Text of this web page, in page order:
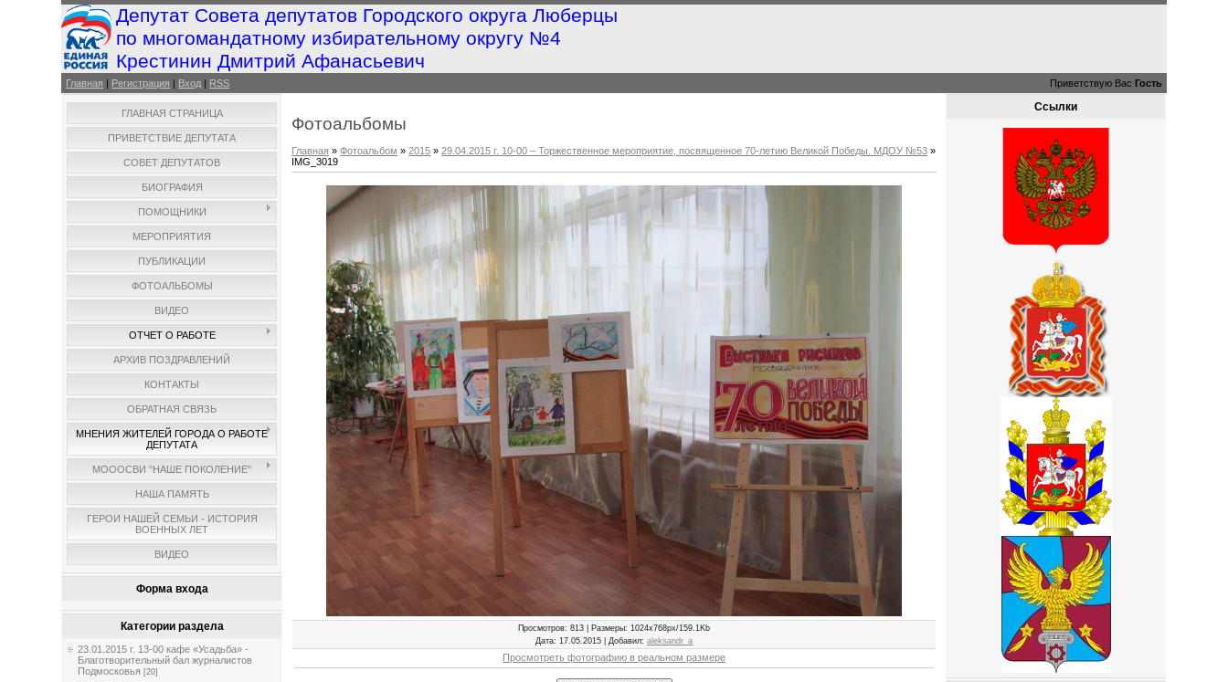
Депутат Совета депутатов Городского округа Люберцы
по многомандатному избирательному округу №4
Крестинин Дмитрий Афанасьевич
Главная | Регистрация | Вход | RSS Приветствую Вас Гость
ГЛАВНАЯ СТРАНИЦА
ПРИВЕТСТВИЕ ДЕПУТАТА
СОВЕТ ДЕПУТАТОВ
БИОГРАФИЯ
ПОМОЩНИКИ
МЕРОПРИЯТИЯ
ПУБЛИКАЦИИ
ФОТОАЛЬБОМЫ
ВИДЕО
ОТЧЕТ О РАБОТЕ
АРХИВ ПОЗДРАВЛЕНИЙ
КОНТАКТЫ
ОБРАТНАЯ СВЯЗЬ
МНЕНИЯ ЖИТЕЛЕЙ ГОРОДА О РАБОТЕ
ДЕПУТАТА
МОООСВИ "НАШЕ ПОКОЛЕНИЕ"
НАША ПАМЯТЬ
ГЕРОИ НАШЕЙ СЕМЬИ - ИСТОРИЯ
ВОЕННЫХ ЛЕТ
ВИДЕО
Форма входа
Категории раздела
23.01.2015 г. 13-00 кафе «Усадьба» -
Благотворительный бал журналистов
Подмосковья [20]
Фотоальбомы
Главная »Фотоальбом »2015 »29.04.2015 г. 10-00 – Торжественное мероприятие, посвященное 70-летию Великой Победы. МДОУ №53 »
IMG_3019
Просмотров: 813 | Размеры: 1024x768px/159.1Kb
Дата: 17.05.2015 | Добавил:aleksandr_a
Просмотреть фотографию в реальном размере
Ссылки